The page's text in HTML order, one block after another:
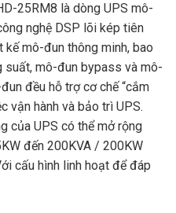
25RM8 là dòng UPS mô-
nghệ DSP lõi kép tiên
mô-đun thông minh, bao
suất, mô-đun bypass và mô-
đều hỗ trợ cơ chế “cắm
vận hành và bảo trì UPS.
của UPS có thể mở rộng
đến 200KVA / 200KW
cấu hình linh hoạt để đáp